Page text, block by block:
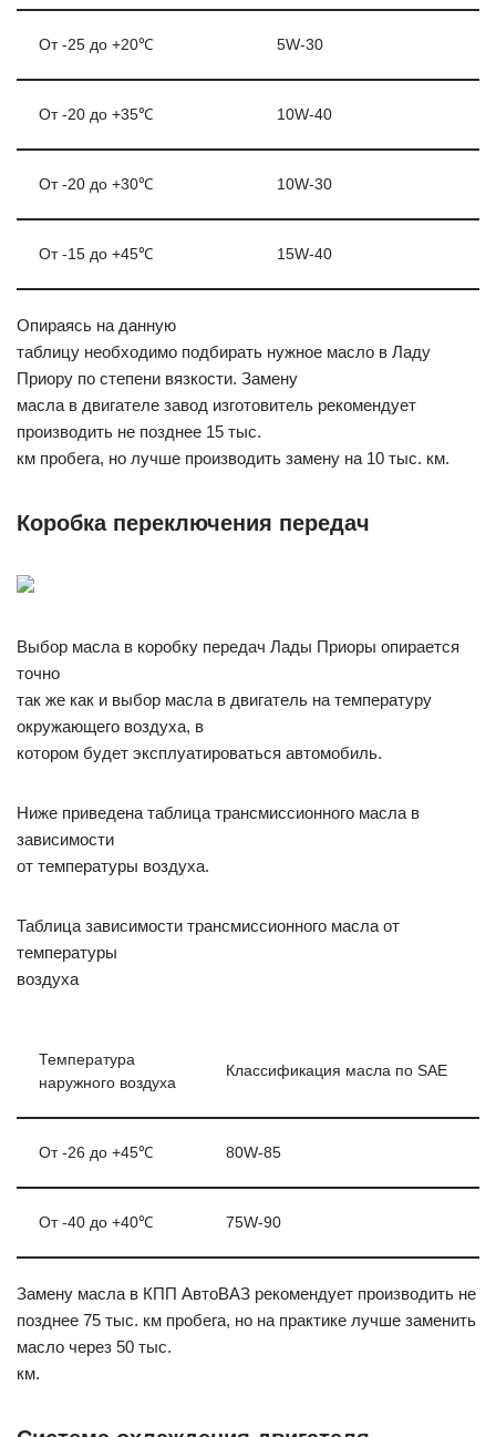
От -25 до +20℃ 5W-30
От -20 до +35℃ 10W-40
От -20 до +30℃ 10W-30
От -15 до +45℃ 15W-40
Опираясь на данную
таблицу необходимо подбирать нужное масло в Ладу
Приору по степени вязкости. Замену
масла в двигателе завод изготовитель рекомендует
производить не позднее 15 тыс.
км пробега, но лучше производить замену на 10 тыс. км.
Коробка переключения передач
Выбор масла в коробку передач Лады Приоры опирается
точно
так же как и выбор масла в двигатель на температуру
окружающего воздуха, в
котором будет эксплуатироваться автомобиль.
Ниже приведена таблица трансмиссионного масла в
зависимости
от температуры воздуха.
Таблица зависимости трансмиссионного масла от
температуры
воздуха
Температура
наружного воздуха
Классификация масла по SAE
От -26 до +45℃ 80W-85
От -40 до +40℃ 75W-90
Замену масла в КПП АвтоВАЗ рекомендует производить не
позднее 75 тыс. км пробега, но на практике лучше заменить
масло через 50 тыс.
км.